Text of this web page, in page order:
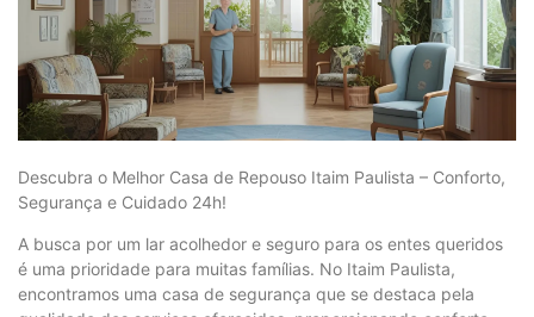
Descubra o Melhor Casa de Repouso Itaim Paulista – Conforto,
Segurança e Cuidado 24h!
A busca por um lar acolhedor e seguro para os entes queridos
é uma prioridade para muitas famílias. No Itaim Paulista,
encontramos uma casa de segurança que se destaca pela